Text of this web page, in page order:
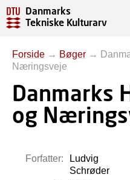
Danmarks
Tekniske Kulturarv
Forside → Bøger →
Næringsveje
Danmarks
og
Forfatter:
Ludvig
Schrøder